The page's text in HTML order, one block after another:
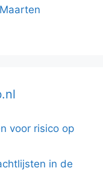
voor risico op
in de